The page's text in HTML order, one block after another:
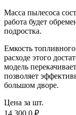
Масса пылесоса
работа будет
подростка.
Емкость
расходе этого
модель
позволяет
большом дворе.
Цена за шт.
14.300,0 ₽